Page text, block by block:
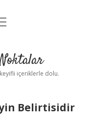
keyifli içeriklerle dolu.
Belirtisidir